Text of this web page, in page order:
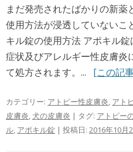
まだ発売されたばかりの新
使用方法が浸透していないこ
キル錠の使用方法 アポキル
症状及びアレルギー性皮膚炎
て処方されます。... [この記
カテゴリー: アトピー性皮膚炎, アト
皮膚炎, 犬の皮膚炎 | タグ: アトピー
ル, アポキル錠 | 投稿日: 2016年10月